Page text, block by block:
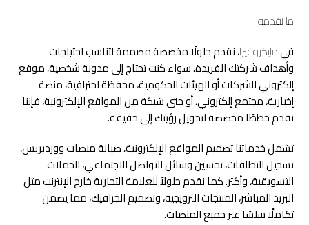
ما نقدمه:
فيمايكروفيرا، نقدم حلولًا مخصصة مصممة لتناسب احتياجات
وأهداف شركتك الفريدة. سواء كنت تحتاج إلى مدونة شخصية، موقع
إلكتروني للشركات أو الهيئات الحكومية، محفظة احترافية، منصة
إخبارية، مجتمع إلكتروني، أو حتى شبكة من المواقع الإلكترونية، فإننا
نقدم خططًا مخصصة لتحويل رؤيتك إلى حقيقة.
تشمل خدماتنا تصميم المواقع الإلكترونية، صيانة منصات ووردبريس،
تسجيل النطاقات، تحسين وسائل التواصل الاجتماعي، الحملات
التسويقية، وأكثر. كما نقدم حلولاً للعلامة التجارية خارج الإنترنت مثل
البريد المباشر، المنتجات الترويجية، وتصميم الجرافيك، مما يضمن
تكاملًا سلسًا عبر جميع المنصات.